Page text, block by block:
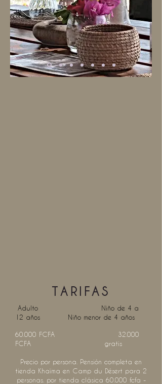
TARIFAS
Adulto Niño de 4 a
12 años Niño menor de 4 años
60.000 FCFA 32.000
FCFA gratis
Precio por persona. Pensión completa en
tienda Khaïma en Camp du Désert para 2
personas. por tienda clásica 60.000 fcfa -